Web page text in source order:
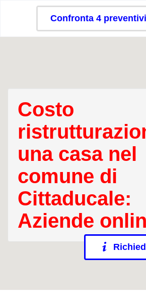
Confronta 4
Costo
una casa nel
comune di
Cittaducale:
Aziende